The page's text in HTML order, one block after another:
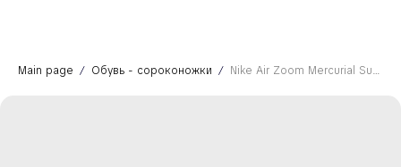
Main page Обувь - сороконожки Nike Air Zoom Mercurial Superfly 10 Pro TF Dream Speed 9